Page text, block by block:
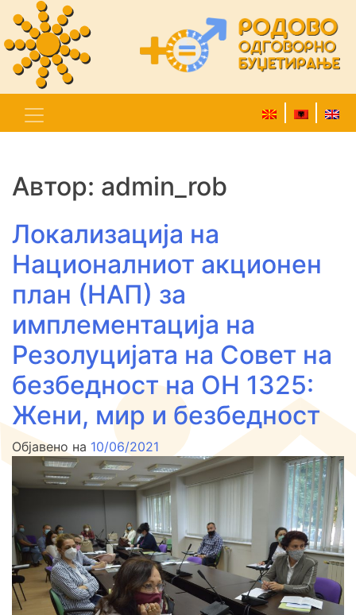
Автор: admin_rob
Локализација на
Националниот акционен
план (НАП) за
имплементација на
Резолуцијата на Совет на
безбедност на ОН 1325:
Жени, мир и безбедност
Објавено на 10/06/2021